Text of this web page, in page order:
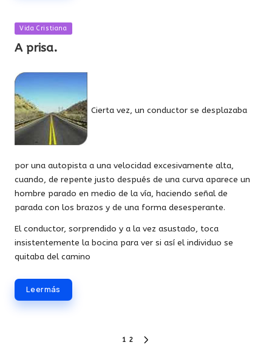
Publicada
Vida Cristiana
A prisa.
Cierta vez, un conductor se desplazaba
por una autopista a una velocidad excesivamente alta,
cuando, de repente justo después de una curva aparece un
hombre parado en medio de la vía, haciendo señal de
parada con los brazos y de una forma desesperante.
El conductor, sorprendido y a la vez asustado, toca
insistentemente la bocina para ver si así el individuo se
quitaba del camino
Leer más
1 2